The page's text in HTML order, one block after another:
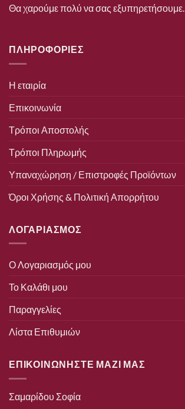
Θα χαρούμε πολύ να σας εξυπηρετήσουμε.
ΠΛΗΡΟΦΟΡΙΕΣ
Η εταιρία
Επικοινωνία
Τρόποι Αποστολής
Τρόποι Πληρωμής
Υπαναχώρηση / Επιστροφές Προϊόντων
Όροι Χρήσης & Πολιτική Απορρήτου
ΛΟΓΑΡΙΑΣΜΟΣ
Ο Λογαριασμός μου
Το Καλάθι μου
Παραγγελίες
Λίστα Επιθυμιών
ΕΠΙΚΟΙΝΩΝΗΣΤΕ ΜΑΖΙ ΜΑΣ
Σαμαρίδου Σοφία